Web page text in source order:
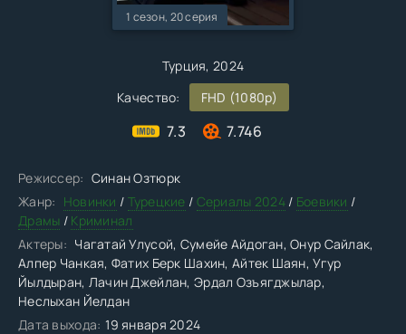
Турция, 2024
Качество:
FHD (1080p)
7.3 7.746
1 сезон, 20 серия
Режиссер: Синан Озтюрк
Жанр: Новинки / Турецкие / Сериалы 2024/ Боевики /
Драмы / Криминал
Актеры: Чагатай Улусой, Сумейе Айдоган, Онур Сайлак,
Алпер Чанкая, Фатих Берк Шахин, Айтек Шаян, Угур
Йылдыран, Лачин Джейлан, Эрдал Озъягджылар,
Неслыхан Йелдан
Дата выхода: 19 января 2024